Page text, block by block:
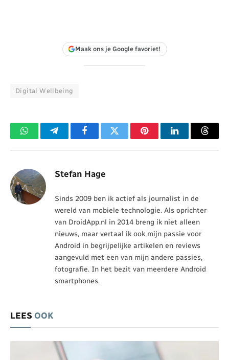
Maak ons je Google favoriet!
Digital Wellbeing
WhatsAppTelegramFacebookTwitter PinterestLinkedIn
Stefan Hage
Sinds 2009 ben ik actief als journalist in de
wereld van mobiele technologie. Als oprichter
van DroidApp.nl in 2014 breng ik niet alleen
nieuws, maar vertaal ik ook mijn passie voor
Android in begrijpelijke artikelen en reviews
aangevuld met een van mijn andere passies,
fotografie. In het bezit van meerdere Android
smartphones.
LEES OOK